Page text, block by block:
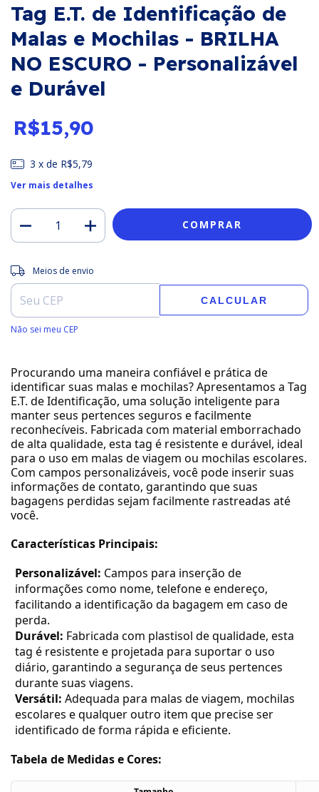
Tag E.T. de Identificação de
Malas e Mochilas - BRILHA
NO ESCURO - Personalizável
e Durável
R$15,90
3 x de R$5,79
Ver mais detalhes
Entregas para o CEP:
Meios de envio
CALCULAR
Não sei meu CEP
Procurando uma maneira confiável e prática de
identificar suas malas e mochilas? Apresentamos a Tag
E.T. de Identificação, uma solução inteligente para
manter seus pertences seguros e facilmente
reconhecíveis. Fabricada com material emborrachado
de alta qualidade, esta tag é resistente e durável, ideal
para o uso em malas de viagem ou mochilas escolares.
Com campos personalizáveis, você pode inserir suas
informações de contato, garantindo que suas
bagagens perdidas sejam facilmente rastreadas até
você.
Características Principais:
Personalizável: Campos para inserção de
informações como nome, telefone e endereço,
facilitando a identificação da bagagem em caso de
perda.
Durável: Fabricada com plastisol de qualidade, esta
tag é resistente e projetada para suportar o uso
diário, garantindo a segurança de seus pertences
durante suas viagens.
Versátil: Adequada para malas de viagem, mochilas
escolares e qualquer outro item que precise ser
identificado de forma rápida e eficiente.
Tabela de Medidas e Cores: